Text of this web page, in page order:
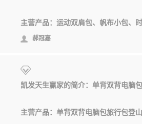
主营产品：运动双肩包、帆布小包、
郝冠嘉
凯发天生赢家的简介：单背双背电脑
主营产品：单背双背电脑包旅行包登